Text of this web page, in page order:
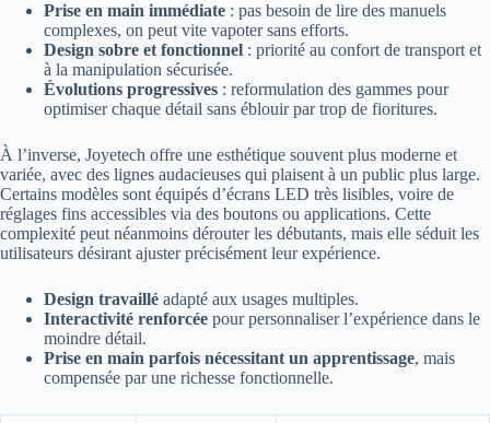
Prise en main immédiate : pas besoin de lire des manuels
complexes, on peut vite vapoter sans efforts.
Design sobre et fonctionnel : priorité au confort de transport et
à la manipulation sécurisée.
Évolutions progressives : reformulation des gammes pour
optimiser chaque détail sans éblouir par trop de fioritures.
À l’inverse, Joyetech offre une esthétique souvent plus moderne et
variée, avec des lignes audacieuses qui plaisent à un public plus large.
Certains modèles sont équipés d’écrans LED très lisibles, voire de
réglages fins accessibles via des boutons ou applications. Cette
complexité peut néanmoins dérouter les débutants, mais elle séduit les
utilisateurs désirant ajuster précisément leur expérience.
Design travaillé adapté aux usages multiples.
Interactivité renforcée pour personnaliser l’expérience dans le
moindre détail.
Prise en main parfois nécessitant un apprentissage, mais
compensée par une richesse fonctionnelle.